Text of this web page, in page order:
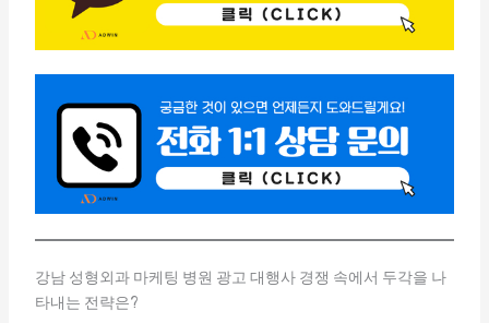
강남 성형외과 마케팅 병원 광고 대행사 경쟁 속에서 두각을 나
타내는 전략은?